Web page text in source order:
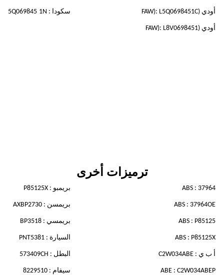
أودي (FAW): L5Q0698451C
أودي (FAW): L8V0698451
سكودا : 5Q069845 1N
ترميزات أخرى
ABS : 37964
ABS : 37964OE
ABS : P85125
ABS : P85125X
أ ب ي : C2W034ABE
ABE : C2W034ABEP
بريمبو : P85125X
بريمسن : AXBP2730
بريمسي : BP3518
السيارة : PNT5381
البطل : 573409CH
سيفام : 8229510